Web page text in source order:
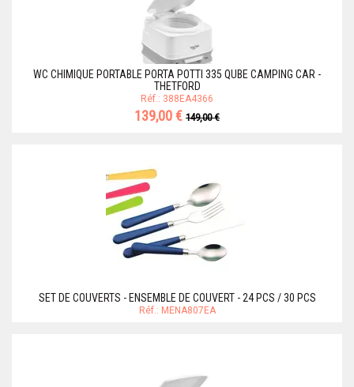
WC CHIMIQUE PORTABLE PORTA POTTI 335 QUBE CAMPING CAR -
THETFORD
Réf.: 388EA4366
139,00 € 149,00 €
SET DE COUVERTS - ENSEMBLE DE COUVERT - 24 PCS / 30 PCS
Réf.: MENA807EA